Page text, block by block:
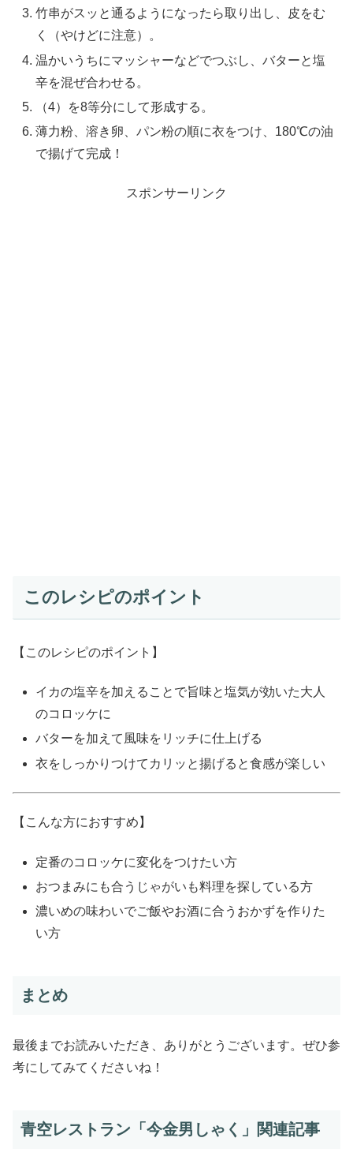
竹串がスッと通るようになったら取り出し、皮をむ
く（やけどに注意）。
温かいうちにマッシャーなどでつぶし、バターと塩
辛を混ぜ合わせる。
（4）を8等分にして形成する。
薄力粉、溶き卵、パン粉の順に衣をつけ、180℃の油
で揚げて完成！
スポンサーリンク
このレシピのポイント
【このレシピのポイント】
イカの塩辛を加えることで旨味と塩気が効いた大人
のコロッケに
バターを加えて風味をリッチに仕上げる
衣をしっかりつけてカリッと揚げると食感が楽しい
【こんな方におすすめ】
定番のコロッケに変化をつけたい方
おつまみにも合うじゃがいも料理を探している方
濃いめの味わいでご飯やお酒に合うおかずを作りた
い方
まとめ
最後までお読みいただき、ありがとうございます。ぜひ参
考にしてみてくださいね！
青空レストラン「今金男しゃく」関連記事